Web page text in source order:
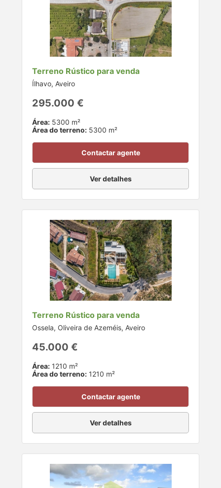
Terreno Rústico para venda
Ílhavo, Aveiro
295.000 €
Área: 5300 m²
Área do terreno: 5300 m²
Contactar agente
Ver detalhes
Terreno Rústico para venda
Ossela, Oliveira de Azeméis, Aveiro
45.000 €
Área: 1210 m²
Área do terreno: 1210 m²
Contactar agente
Ver detalhes